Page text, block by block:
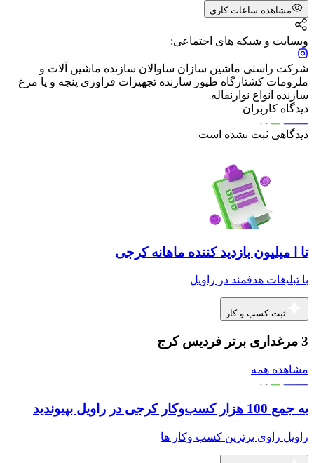
مشاهده ساعات کاری
وبسایت و شبکه های اجتماعی:
شرکت راستی ماشین سازان ساوالان سازنده ماشین آلات ‌و
ملزومات کشتارگاه طیور سازنده تجهیزات فراوری پنجه و پا مرغ
سازنده انواع نوارنقاله
دیدگاه کاربران
دیدگاهی ثبت نشده است
تا ا میلیون بازدید کننده ماهانه کرجی
با تبلیغات هدفمند در راویل
ثبت کسب و کار
3 مرغداری برتر فردیس کرج
مشاهده همه
به جمع 100 هزار کسب‌وکار کرجی در راویل بپیوندید
راویل راوی برترین کسب وکار ها